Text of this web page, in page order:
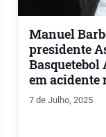
Manuel
presidente
Basquetebol
em acidente
7 de Julho, 2025